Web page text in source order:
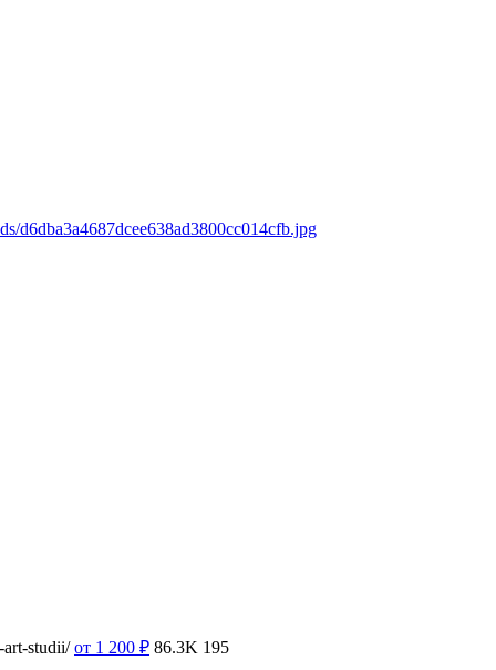
d6dba3a4687dcee638ad3800cc014cfb.jpg
art-studii/ от 1 200 ₽ 86.3K 195